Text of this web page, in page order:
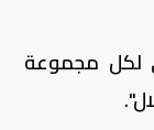
لكل مجموعة